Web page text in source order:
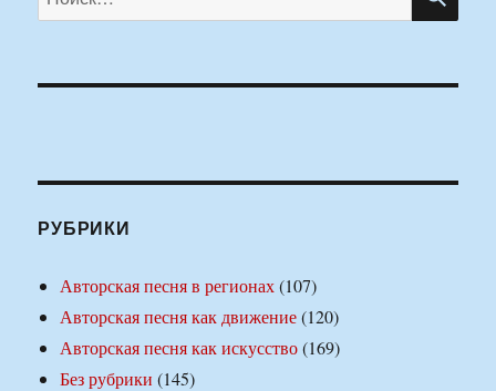
РУБРИКИ
Авторская песня в регионах(107)
Авторская песня как движение(120)
Авторская песня как искусство(169)
Без рубрики (145)